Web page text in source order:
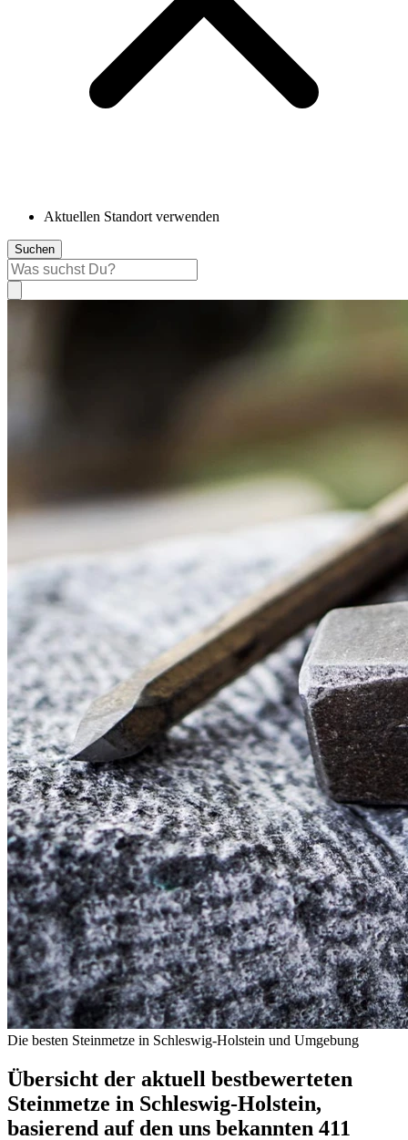
Aktuellen Standort verwenden
Suchen
Die besten Steinmetze in Schleswig-Holstein und Umgebung
Übersicht der aktuell bestbewerteten
Steinmetze in Schleswig-Holstein,
basierend auf den uns bekannten 411